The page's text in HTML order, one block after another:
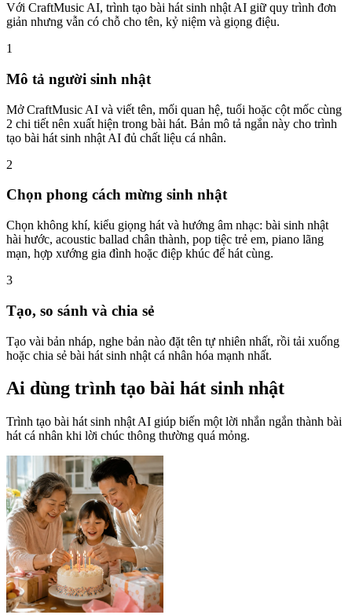
Với CraftMusic AI, trình tạo bài hát sinh nhật AI giữ quy trình đơn
giản nhưng vẫn có chỗ cho tên, kỷ niệm và giọng điệu.
1
Mô tả người sinh nhật
Mở CraftMusic AI và viết tên, mối quan hệ, tuổi hoặc cột mốc cùng
2 chi tiết nên xuất hiện trong bài hát. Bản mô tả ngắn này cho trình
tạo bài hát sinh nhật AI đủ chất liệu cá nhân.
2
Chọn phong cách mừng sinh nhật
Chọn không khí, kiểu giọng hát và hướng âm nhạc: bài sinh nhật
hài hước, acoustic ballad chân thành, pop tiệc trẻ em, piano lãng
mạn, hợp xướng gia đình hoặc điệp khúc để hát cùng.
3
Tạo, so sánh và chia sẻ
Tạo vài bản nháp, nghe bản nào đặt tên tự nhiên nhất, rồi tải xuống
hoặc chia sẻ bài hát sinh nhật cá nhân hóa mạnh nhất.
Ai dùng trình tạo bài hát sinh nhật
Trình tạo bài hát sinh nhật AI giúp biến một lời nhắn ngắn thành bài
hát cá nhân khi lời chúc thông thường quá mỏng.